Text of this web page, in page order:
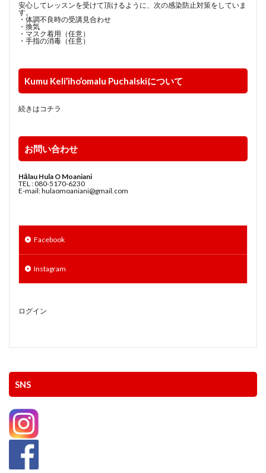
安心してレッスンを受けて頂けるように、次の感染防止対策をしていま
す。
・体調不良時の受講見合わせ
・換気
・マスク着用（任意）
・手指の消毒（任意）
Kumu Keli’iho’omalu Puchalskiについて
続きはコチラ
お問い合わせ
Hālau Hula O Moaniani
TEL : 080-5170-6230
E-mail: hulaomoaniani@gmail.com
Facebook
Instagram
ログイン
SNS